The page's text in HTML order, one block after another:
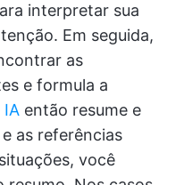
interpretar sua
Em seguida,
as
e formula a
IA então resume e
as referências
você